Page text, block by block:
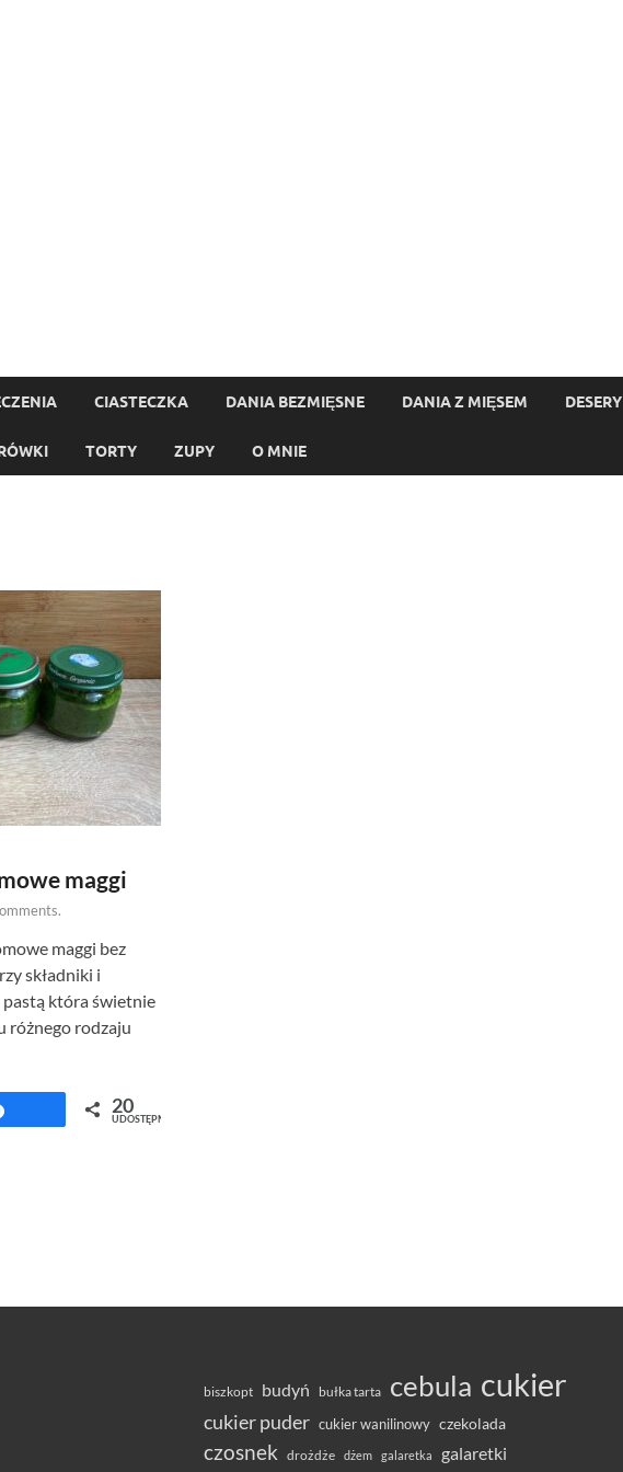
CIASTECZKA DANIA BEZMIĘSNE DANIA Z MIĘSEM DESERY
TORTY ZUPY O MNIE
maggi
maggi bez
składniki i
pastą która świetnie
różnego rodzaju
Udostępnij 20
UDOSTĘPNIEŃ
biszkopt budyń bułka tarta cebula cukier
cukier puder cukier wanilinowy czekolada
czosnek drożdże dżem galaretka galaretki